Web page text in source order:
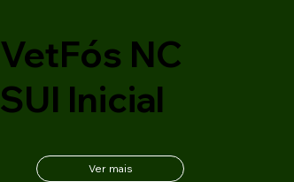
VetFós NC
SUI Inicial
Ver mais